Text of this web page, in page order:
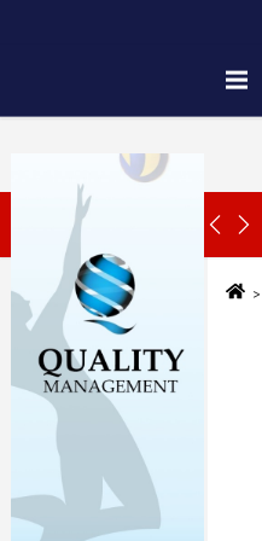
SON DAKİKA:
Galibiyetle Başladı